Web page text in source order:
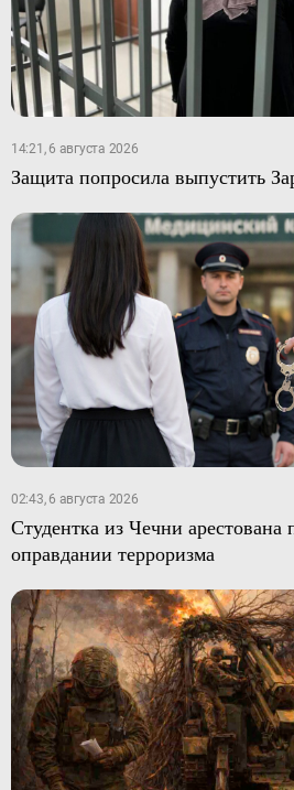
14:21, 6 августа 2026
Защита попросила выпустить
02:43, 6 августа 2026
Студентка из Чечни
оправдании терроризма